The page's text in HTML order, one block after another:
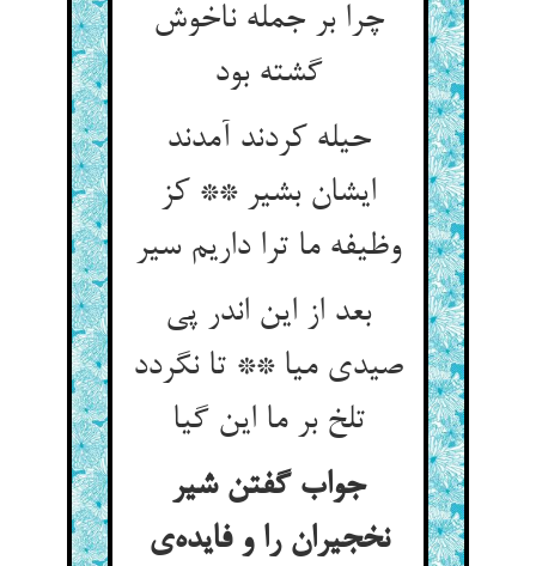
چرا بر جمله ناخوش
گشته بود
حیله کردند آمدند
ایشان بشیر ** کز
وظیفه ما ترا داریم سیر
بعد از این اندر پی
صیدی میا ** تا نگردد
تلخ بر ما این گیا
جواب گفتن شیر
نخجیران را و فایده‌‌ی